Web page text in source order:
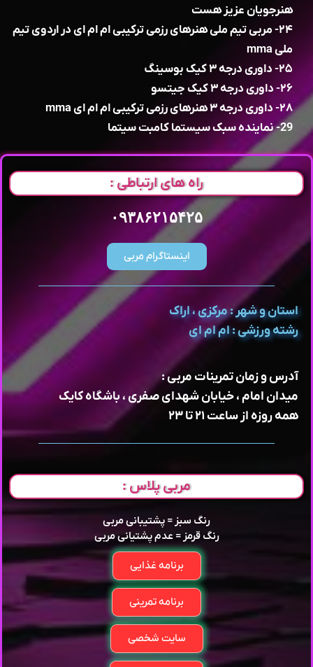
هنرجویان عزیز هست
۲۴- مربی تیم ملی هنرهای رزمی ترکیبی ام ام ای در اردوی تیم
ملی mma
۲۵- داوری درجه ۳ کیک بوسینگ
۲۶- داوری درجه ۳ کیک جیتسو
۲۸- داوری درجه ۳ هنرهای رزمی ترکیبی ام ام ای mma
29- نماینده سبک سیستما کامبت سیتما
راه های ارتباطی :
۰۹۳۸۶۲۱۵۴۲۵
اینستاگرام مربی
استان و شهر : مرکزی ، اراک
رشته ورزشی : ام ام ای
آدرس و زمان تمرینات مربی :
میدان امام ، خیابان شهدای صفری ، باشگاه کایک
همه روزه از ساعت ۲۱ تا ۲۳
مربی پلاس :
رنگ سبز = پشتیبانی مربی
رنگ قرمز = عدم پشتیانی مربی
برنامه غذایی
برنامه تمرینی
سایت شخصی